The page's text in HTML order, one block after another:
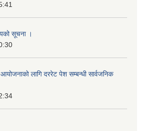
सूचना ।
लागि दररेट पेश सम्बन्धी सार्वजनिक